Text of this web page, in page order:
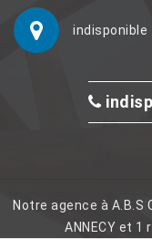
indisponible
Notre agence à A.B.S
ANNECY et 1